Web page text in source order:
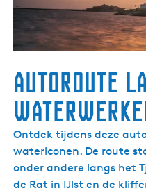
Autoroute
A
u
t
o
Ontdek tijdens deze
watericonen. De route
onder andere langs het
de Rat in IJlst en de